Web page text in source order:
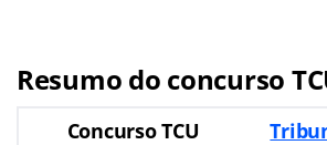
Resumo do concurso
Concurso TCU